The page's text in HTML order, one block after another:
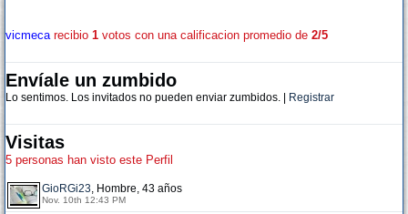
vicmecarecibio 1 votos con una calificacion promedio de 2/5
Envíale un zumbido
Lo sentimos. Los invitados no pueden enviar zumbidos. | Registrar
Visitas
5 personas han visto este Perfil
GioRGi23, Hombre, 43 años
Nov. 10th 12:43 PM